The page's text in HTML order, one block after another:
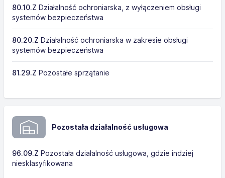
80.10.Z Działalność ochroniarska, z wyłączeniem obsługi
systemów bezpieczeństwa
80.20.Z Działalność ochroniarska w zakresie obsługi
systemów bezpieczeństwa
81.29.Z Pozostałe sprzątanie
Pozostała działalność usługowa
96.09.Z Pozostała działalność usługowa, gdzie indziej
niesklasyfikowana